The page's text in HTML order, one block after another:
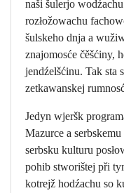
naši šulerjo
rozłožowachu
šulskeho dnja a
znajomosće čěšćiny,
jendźelšćinu. Tak sta
zetkawanskej
Jedyn wjeršk
Mazurce a
serbsku kulturu
pohib stworištej při
kotrejž hodźachu so